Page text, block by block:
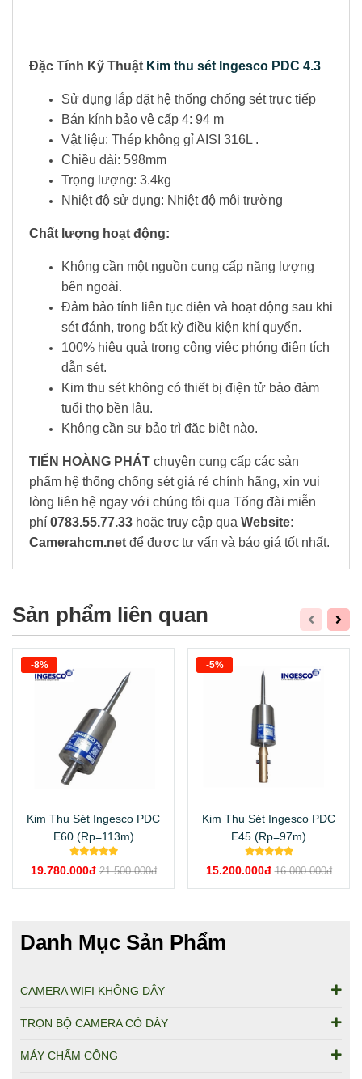
Đặc Tính Kỹ Thuật Kim thu sét Ingesco PDC 4.3
Sử dụng lắp đặt hệ thống chống sét trực tiếp
Bán kính bảo vệ cấp 4: 94 m
Vật liệu: Thép không gỉ AISI 316L .
Chiều dài: 598mm
Trọng lượng: 3.4kg
Nhiệt độ sử dụng: Nhiệt độ môi trường
Chất lượng hoạt động:
Không cần một nguồn cung cấp năng lượng
bên ngoài.
Đảm bảo tính liên tục điện và hoạt động sau khi
sét đánh, trong bất kỳ điều kiện khí quyển.
100% hiệu quả trong công việc phóng điện tích
dẫn sét.
Kim thu sét không có thiết bị điện tử bảo đảm
tuổi thọ bền lâu.
Không cần sự bảo trì đặc biệt nào.
TIẾN HOÀNG PHÁT chuyên cung cấp các sản
phẩm hệ thống chống sét giá rẻ chính hãng, xin vui
lòng liên hệ ngay với chúng tôi qua Tổng đài miễn
phí 0783.55.77.33 hoặc truy cập qua Website:
Camerahcm.net để được tư vấn và báo giá tốt nhất.
Sản phẩm liên quan
Kim Thu Sét Ingesco PDC
E60 (Rp=113m)
19.780.000đ 21.500.000đ
-8%
Kim Thu Sét Ingesco PDC
E45 (Rp=97m)
15.200.000đ 16.000.000đ
-5%
Danh Mục Sản Phẩm
CAMERA WIFI KHÔNG DÂY
TRỌN BỘ CAMERA CÓ DÂY
MÁY CHẤM CÔNG